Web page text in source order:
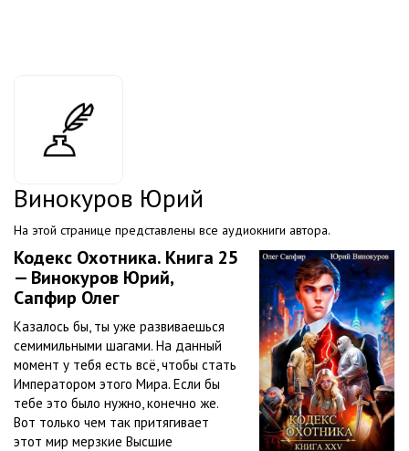
Винокуров Юрий
На этой странице представлены все аудиокниги автора.
Кодекс Охотника. Книга 25
— Винокуров Юрий,
Сапфир Олег
Казалось бы, ты уже развиваешься
семимильными шагами. На данный
момент у тебя есть всё, чтобы стать
Императором этого Мира. Если бы
тебе это было нужно, конечно же.
Вот только чем так притягивает
этот мир мерзкие Высшие